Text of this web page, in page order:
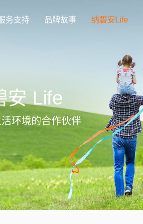
务支持 品牌故事 纳碧安Life
安 Life
环境的合作伙伴